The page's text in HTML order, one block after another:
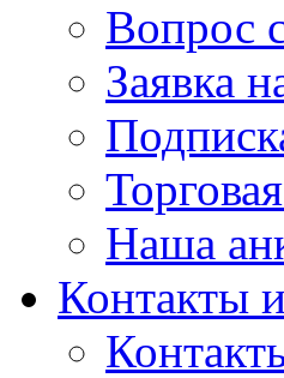
Вопрос
Заявка
Наша
Контакты